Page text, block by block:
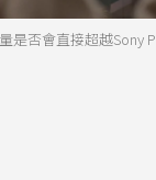
是否會直接超越Sony